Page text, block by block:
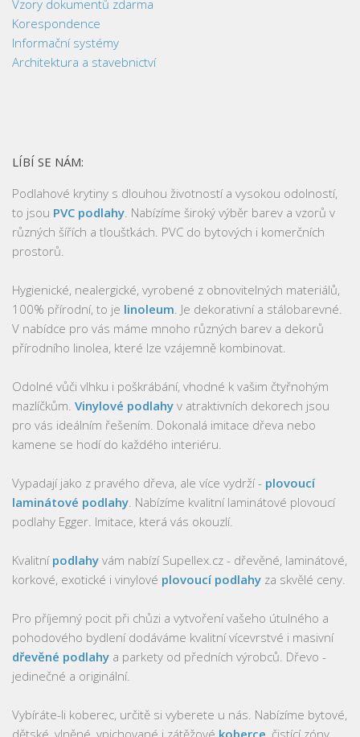
Vzory dokumentů zdarma
Korespondence
Informační systémy
Architektura a stavebnictví
LÍBÍ SE NÁM:
Podlahové krytiny s dlouhou životností a vysokou odolností,
to jsou PVC podlahy . Nabízíme široký výběr barev a vzorů v
různých šířích a tloušťkách. PVC do bytových i komerčních
prostorů.
Hygienické, nealergické, vyrobené z obnovitelných materiálů,
100% přírodní, to je linoleum . Je dekorativní a stálobarevné.
V nabídce pro vás máme mnoho různých barev a dekorů
přírodního linolea, které lze vzájemně kombinovat.
Odolné vůči vlhku i poškrábání, vhodné k vašim čtyřnohým
mazlíčkům. Vinylové podlahy v atraktivních dekorech jsou
pro vás ideálním řešením. Dokonalá imitace dřeva nebo
kamene se hodí do každého interiéru.
Vypadají jako z pravého dřeva, ale více vydrží - plovoucí
laminátové podlahy . Nabízíme kvalitní laminátové plovoucí
podlahy Egger. Imitace, která vás okouzlí.
Kvalitní podlahy vám nabízí Supellex.cz - dřevěné, laminátové,
korkové, exotické i vinylové plovoucí podlahy za skvělé ceny.
Pro příjemný pocit při chůzi a vytvoření vašeho útulného a
pohodového bydlení dodáváme kvalitní vícevrstvé i masivní
dřevěné podlahy a parkety od předních výrobců. Dřevo -
jedinečné a originální.
Vybíráte-li koberec, určitě si vyberete u nás. Nabízíme bytové,
dětské, vlněné, vpichované i zátěžové koberce , čistící zóny,